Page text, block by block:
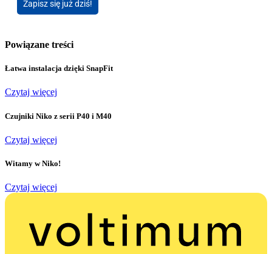
Zapisz się już dziś!
Powiązane treści
Łatwa instalacja dzięki SnapFit
Czytaj więcej
Czujniki Niko z serii P40 i M40
Czytaj więcej
Witamy w Niko!
Czytaj więcej